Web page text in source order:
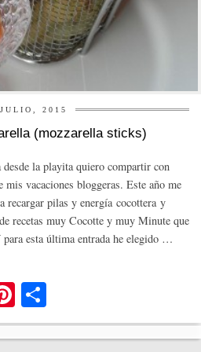
2015
(mozzarella sticks)
la playita quiero compartir con
vacaciones bloggeras. Este año me
recargar pilas y energía cocottera y
recetas muy Cocotte y muy Minute que
esta última entrada he elegido …
Pi
nt
er
o
m